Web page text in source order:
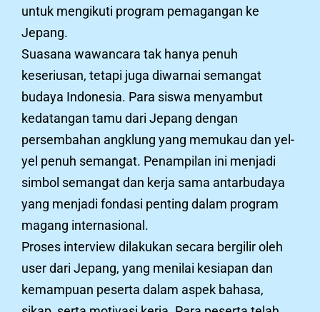
untuk mengikuti program pemagangan ke
Jepang.
Suasana wawancara tak hanya penuh
keseriusan, tetapi juga diwarnai semangat
budaya Indonesia. Para siswa menyambut
kedatangan tamu dari Jepang dengan
persembahan angklung yang memukau dan yel-
yel penuh semangat. Penampilan ini menjadi
simbol semangat dan kerja sama antarbudaya
yang menjadi fondasi penting dalam program
magang internasional.
Proses interview dilakukan secara bergilir oleh
user dari Jepang, yang menilai kesiapan dan
kemampuan peserta dalam aspek bahasa,